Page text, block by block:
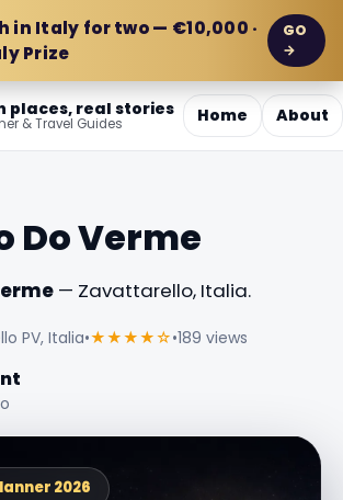
in Italy for two — €10,000 ·
Prize
GO
→
places, real stories
& Travel Guides Home About
Do Verme
— Zavattarello, Italia.
PV, Italia•★★★★☆•189 views
2026